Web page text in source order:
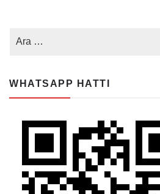
WHATSAPP HATTI